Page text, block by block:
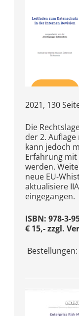
2021, 130
Die
der 2.
kann jedoch
Erfahrung mit
werden.
neue EU-
aktualisiere
eingegangen.
ISBN: 978-3-
€ 15,- zzgl.
Bestellungen: